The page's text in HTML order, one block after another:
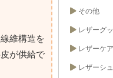
維構造を
が供給で
その他
レザーグ
レザーケ
レザーシ